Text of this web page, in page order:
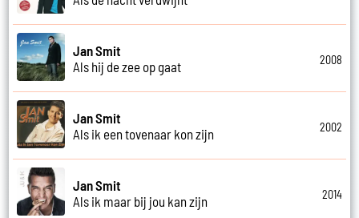
Jan Smit
Als hij de zee op gaat
2008
Jan Smit
Als ik een tovenaar kon zijn
2002
Jan Smit
Als ik maar bij jou kan zijn
2014